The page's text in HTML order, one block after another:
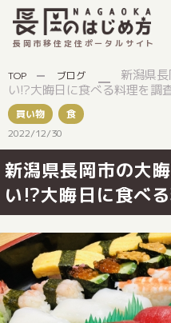
長岡市移住定住ポータルサイト
TOP ブログ
新潟県
い!?大晦日に食べる料理を調
買い物
食
2022/12/30
新潟県長岡市の大
い!?大晦日に食べ